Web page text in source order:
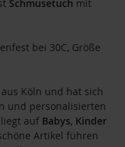
Schmusetuch mit
bei 30C, Größe
Köln und hat sich
und personalisierten
auf Babys, Kinder
Artikel führen